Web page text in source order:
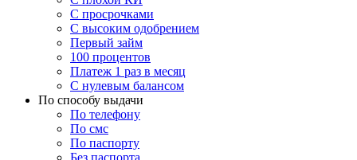
С просрочками
С высоким одобрением
Первый займ
100 процентов
Платеж 1 раз в месяц
C нулевым балансом
По способу выдачи
По телефону
По смс
По паспорту
Без паспорта